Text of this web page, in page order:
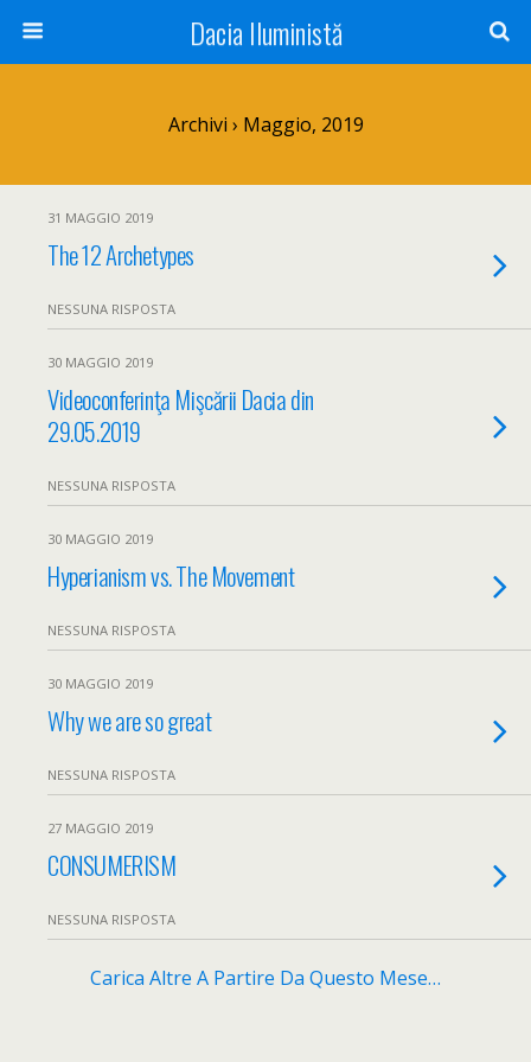
Dacia Iluministă
Archivi › Maggio, 2019
31 MAGGIO 2019
The 12 Archetypes
NESSUNA RISPOSTA
30 MAGGIO 2019
Videoconferinţa Mişcării Dacia din
29.05.2019
NESSUNA RISPOSTA
30 MAGGIO 2019
Hyperianism vs. The Movement
NESSUNA RISPOSTA
30 MAGGIO 2019
Why we are so great
NESSUNA RISPOSTA
27 MAGGIO 2019
CONSUMERISM
NESSUNA RISPOSTA
Carica Altre A Partire Da Questo Mese…